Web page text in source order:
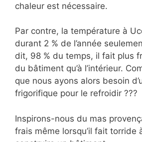
chaleur est nécessaire.
Par contre, la température à
durant 2 % de l’année
dit, 98 % du temps, il fait plus
du bâtiment qu’à l’intérieur.
que nous ayons alors besoin
frigorifique pour le refroidir ???
Inspirons-nous du mas
frais même lorsqu’il fait torride